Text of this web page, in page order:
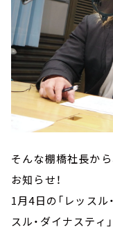
そんな棚橋社長か
お知らせ！
1月4日の「レッスル
スル・ダイナスティ